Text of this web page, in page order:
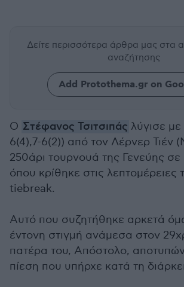
Δείτε περισσότερα άρθρα μας στα
αναζήτησης
Add Protothema.gr on
Ο Στέφανος Τσιτσιπάς λύγισε
6(4),7-6(2)) από τον Λέρνερ Τιέν
250άρι τουρνουά της Γενεύης σε
όπου κρίθηκε στις λεπτομέρειες
tiebreak.
Αυτό που συζητήθηκε αρκετά
έντονη στιγμή ανάμεσα στον
πατέρα του, Απόστολο,
πίεση που υπήρχε κατά τη